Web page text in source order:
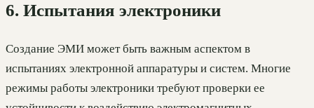
6. Испытания электроники
Создание ЭМИ может быть важным аспектом в
испытаниях электронной аппаратуры и систем. Многие
режимы работы электроники требуют проверки ее